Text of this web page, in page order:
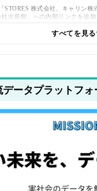
STORES 株式会社、キャリン
出前館」への内部リンクを追
すべてを見る
データプラットフ